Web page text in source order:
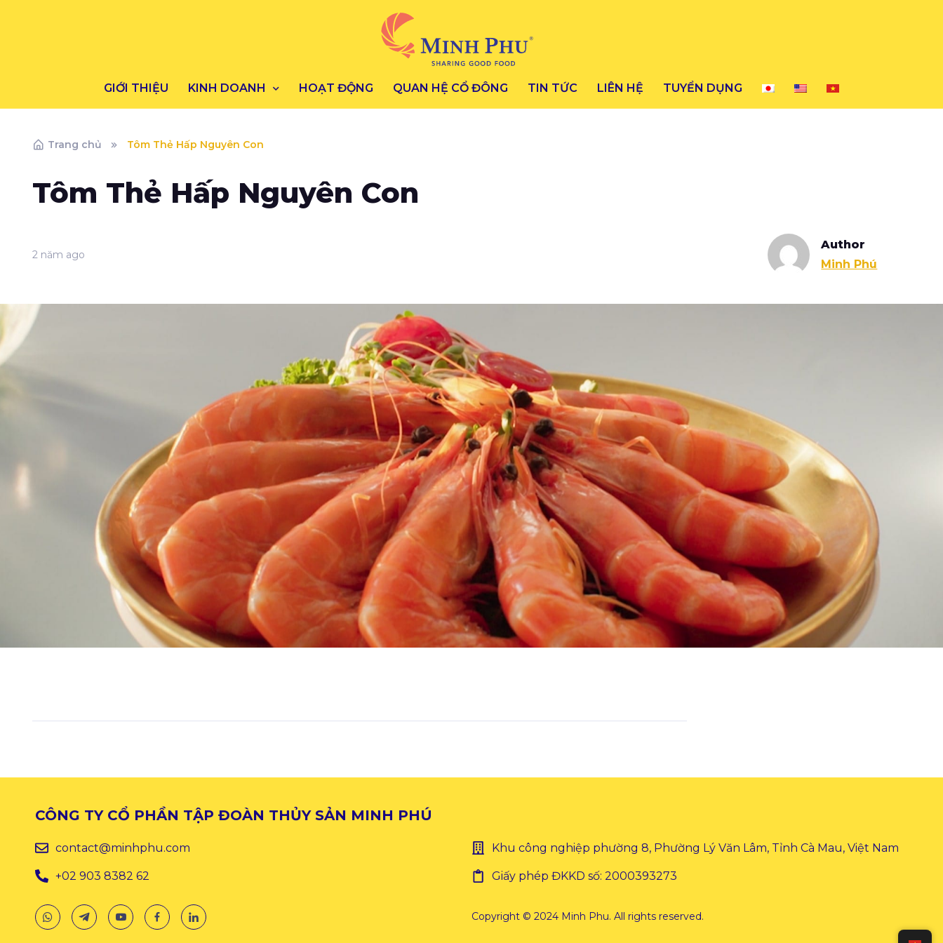
TUYỂN DỤNG
GIỚI THIỆU KINH DOANH HOẠT ĐỘNG QUAN HỆ CỔ ĐÔNG TIN TỨC LIÊN HỆ
Trang chủ Tôm Thẻ Hấp Nguyên Con
Tôm Thẻ Hấp Nguyên Con
2 năm ago
Author
Minh Phú
CÔNG TY CỔ PHẦN TẬP ĐOÀN THỦY SẢN MINH PHÚ
contact@minhphu.com
+02 903 8382 62
Khu công nghiệp phường 8, Phường Lý Văn Lâm, Tỉnh Cà Mau, Việt Nam
Giấy phép ĐKKD số: 2000393273
Copyright © 2024 Minh Phu. All rights reserved.